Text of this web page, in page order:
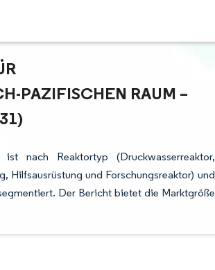
K
RAUM – W
nach Reaktortyp (Druckwasserreaktor,
Hilfsausrüstung und Forschungsreaktor) und
Der Bericht bietet die Marktgröße